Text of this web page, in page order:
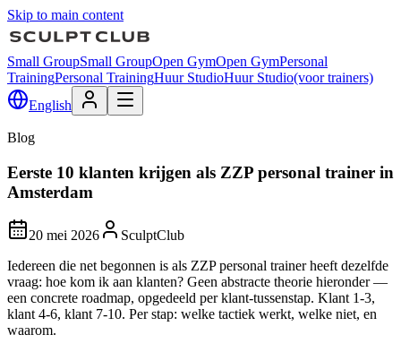
Skip to main content
Small GroupSmall GroupOpen GymOpen GymPersonal
TrainingPersonal TrainingHuur StudioHuur Studio(voor trainers)
English
Blog
Eerste 10 klanten krijgen als ZZP personal trainer in
Amsterdam
20 mei 2026
SculptClub
Iedereen die net begonnen is als ZZP personal trainer heeft dezelfde
vraag: hoe kom ik aan klanten? Geen abstracte theorie hieronder —
een concrete roadmap, opgedeeld per klant-tussenstap. Klant 1-3,
klant 4-6, klant 7-10. Per stap: welke tactiek werkt, welke niet, en
waarom.